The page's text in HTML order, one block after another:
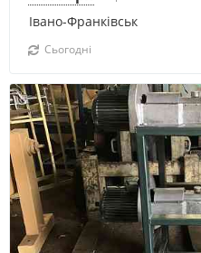
Івано-Франківськ
Сьогодні